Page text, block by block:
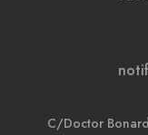
C/Doctor